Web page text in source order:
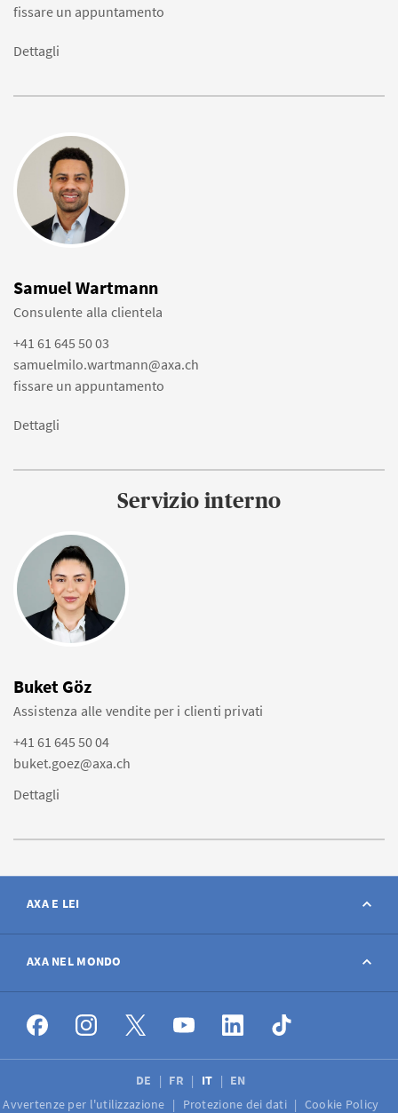
fissare un appuntamento
Dettagli
Samuel Wartmann
Consulente alla clientela
+41 61 645 50 03
samuelmilo.wartmann@axa.ch
fissare un appuntamento
Dettagli
Servizio interno
Buket Göz
Assistenza alle vendite per i clienti privati
+41 61 645 50 04
buket.goez@axa.ch
Dettagli
AXA E LEI
Contatto
Avviso sinistro
Offerte di lavoro
AXA NEL MONDO
AXA nel mondo
DE FR IT
EN
Avvertenze per l'utilizzazione
Protezione dei dati
Cookie Policy